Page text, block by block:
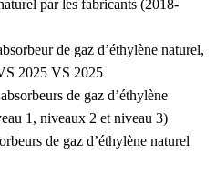
par les fabricants (2018-
de gaz d’éthylène naturel,
2025 VS 2025
de gaz d’éthylène
1, niveaux 2 et niveau 3)
de gaz d’éthylène naturel